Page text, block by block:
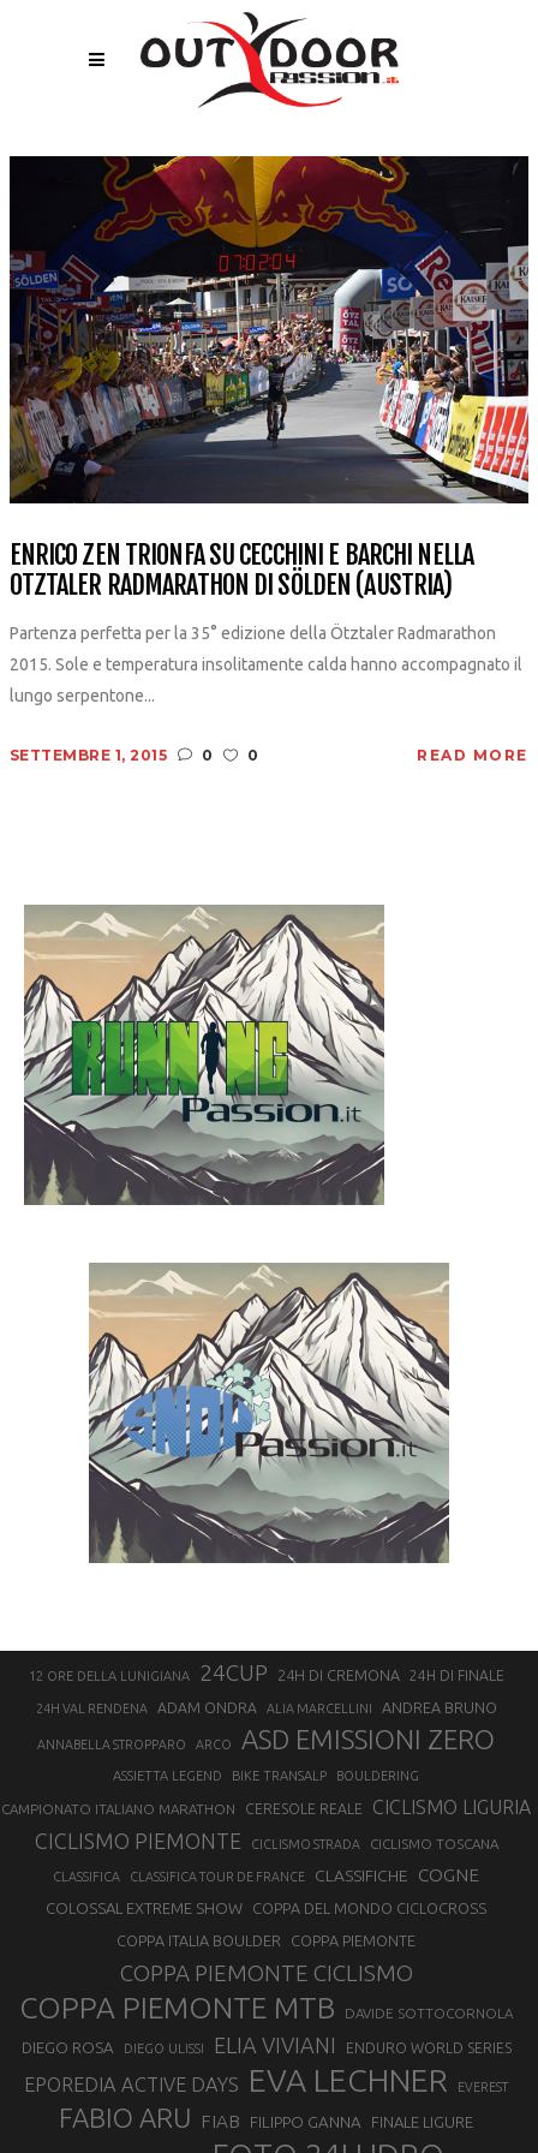
ENRICO ZEN TRIONFA SU CECCHINI E BARCHI NELLA
OTZTALER RADMARATHON DI SÖLDEN (AUSTRIA)
Partenza perfetta per la 35° edizione della Ötztaler Radmarathon
2015. Sole e temperatura insolitamente calda hanno accompagnato il
lungo serpentone...
SETTEMBRE 1, 2015 0 0 READ MORE
12 ORE DELLA LUNIGIANA 24CUP 24H DI CREMONA 24H DI FINALE
24H VAL RENDENA ADAM ONDRA ALIA MARCELLINI ANDREA BRUNO
ANNABELLA STROPPARO ARCO ASD EMISSIONI ZERO
ASSIETTA LEGEND BIKE TRANSALP BOULDERING
CAMPIONATO ITALIANO MARATHON CERESOLE REALE CICLISMO LIGURIA
CICLISMO PIEMONTE CICLISMO STRADA CICLISMO TOSCANA
CLASSIFICA CLASSIFICA TOUR DE FRANCE CLASSIFICHE COGNE
COLOSSAL EXTREME SHOW
COPPA DEL MONDO CICLOCROSS
COPPA ITALIA BOULDER
COPPA PIEMONTE
COPPA PIEMONTE CICLISMO
COPPA PIEMONTE MTB DAVIDE SOTTOCORNOLA
DIEGO ROSA DIEGO ULISSI ELIA VIVIANI ENDURO WORLD SERIES
EPOREDIA ACTIVE DAYS EVA LECHNER EVEREST
FABIO ARU FIAB FILIPPO GANNA FINALE LIGURE